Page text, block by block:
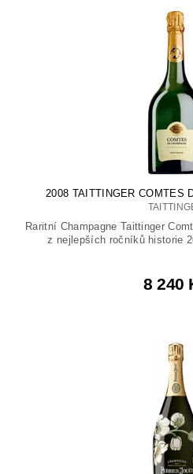
2008 TAITTINGER COMTES
Raritní Champagne Taittinger
z nejlepších ročníků historie
8 240